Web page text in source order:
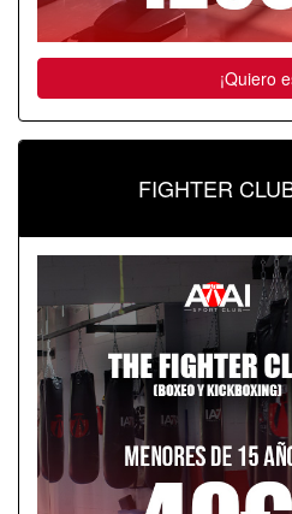
¡Quiero
FIGHTER